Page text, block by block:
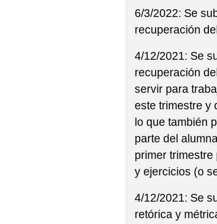
6/3/2022: Se
recuperación
4/12/2021: Se
recuperación
servir para
este trimestre y
lo que también
parte del
primer
y ejercicios (o
4/12/2021: Se
retórica y